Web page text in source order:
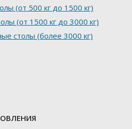
(от 500 кг до 1500 кг)
(от 1500 кг до 3000 кг)
столы (более 3000 кг)